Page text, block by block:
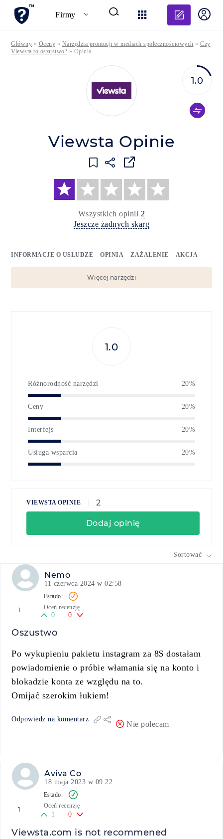
Firmy
Dodaj
Główny » Oceny » Narzędzia promocji w mediach społecznościowych » Czy
Viewsta to oszustwo? » Opinia
Viewsta Opinie
Wszystkich opinii 2
Jeszcze żadnych skarg
1.0
INFORMACJE O USŁUDZE OPINIA ZAŻALENIE AKCJA
Więcej narzędzi
Różnorodność narzędzi 20%
Ceny 20%
Interfejs 20%
Usługa wsparcia 20%
1.0
VIEWSTA OPINIE 2
Dodaj opinię
Sortować
Nemo
11 czerwca 2024 w 02:58
1 Oceń recenzję
0 0
Oszustwo
Po wykupieniu pakietu instagram za 8$ dostałam
powiadomienie o próbie włamania się na konto i
blokadzie konta ze względu na to.
Omijać szerokim łukiem!
Odpowiedz na komentarz
Nie polecam
Aviva Co
18 maja 2023 w 09:22
1 Oceń recenzję
1 0
Viewsta.com is not recommened